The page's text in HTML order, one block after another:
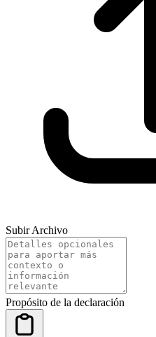
Subir Archivo
Propósito de la declaración